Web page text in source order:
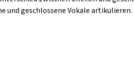
und geschlossene Vokale artikulieren.